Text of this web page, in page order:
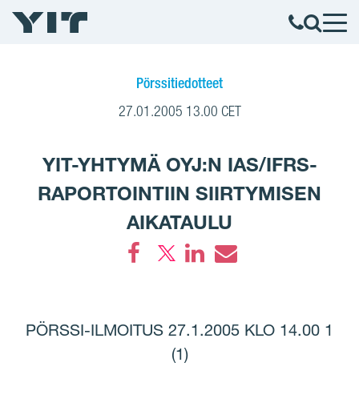
Pörssitiedotteet
27.01.2005 13.00 CET
YIT-YHTYMÄ OYJ:N IAS/IFRS-
RAPORTOINTIIN SIIRTYMISEN
AIKATAULU
PÖRSSI-ILMOITUS 27.1.2005 KLO 14.00 1
(1)